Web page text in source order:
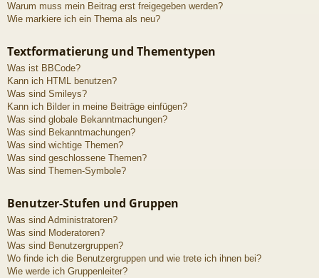
Warum muss mein Beitrag erst freigegeben werden?
Wie markiere ich ein Thema als neu?
Textformatierung und Thementypen
Was ist BBCode?
Kann ich HTML benutzen?
Was sind Smileys?
Kann ich Bilder in meine Beiträge einfügen?
Was sind globale Bekanntmachungen?
Was sind Bekanntmachungen?
Was sind wichtige Themen?
Was sind geschlossene Themen?
Was sind Themen-Symbole?
Benutzer-Stufen und Gruppen
Was sind Administratoren?
Was sind Moderatoren?
Was sind Benutzergruppen?
Wo finde ich die Benutzergruppen und wie trete ich ihnen bei?
Wie werde ich Gruppenleiter?